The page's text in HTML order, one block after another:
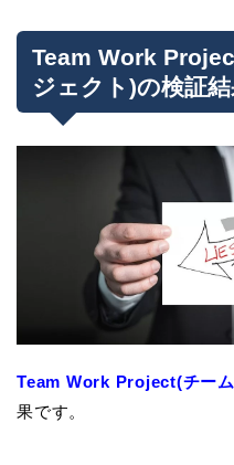
Team Work
ジェクト)の検証結
Team Work Project(チー
果です。